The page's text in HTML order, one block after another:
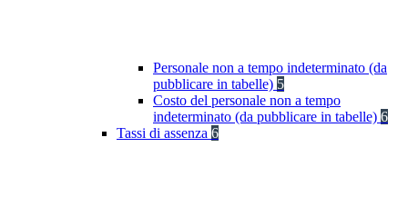
Personale non a tempo indeterminato (da
pubblicare in tabelle) 5
Costo del personale non a tempo
indeterminato (da pubblicare in tabelle) 6
Tassi di assenza 6